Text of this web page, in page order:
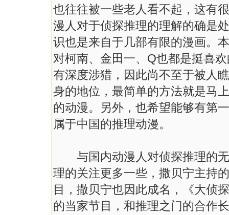
也往往被一些老人看不起，这有
漫人对于侦探推理的理解的确是
识也是来自于几部有限的漫画。
对柯南、金田一、Q也都是挺喜
有深度涉猎，因此尚不至于被人
身的地位，最简单的方法就是马
的动漫。另外，也希望能够有第
属于中国的推理动漫。
与国内动漫人对侦探推理的无
理的关注更多一些，撒贝宁主持
目，撒贝宁也因此成名，《大侦
的当家节目，和推理之门的合作